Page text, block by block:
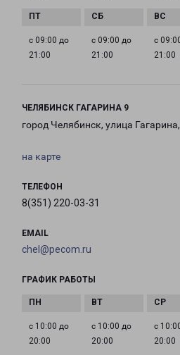
с 09:00 до
21:00
с 09:00 до
21:00
с
21:00
ЧЕЛЯБИНСК ГАГАРИНА 9
город Челябинск, улица
на карте
ТЕЛЕФОН
8(351) 220-03-31
EMAIL
chel@pecom.ru
ГРАФИК РАБОТЫ
с 10:00 до
20:00
с 10:00 до
20:00
с
20:00